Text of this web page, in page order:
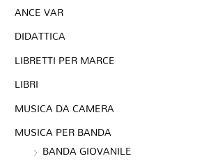
ANCE VAR
DIDATTICA
LIBRETTI PER MARCE
LIBRI
MUSICA DA CAMERA
MUSICA PER BANDA
BANDA GIOVANILE